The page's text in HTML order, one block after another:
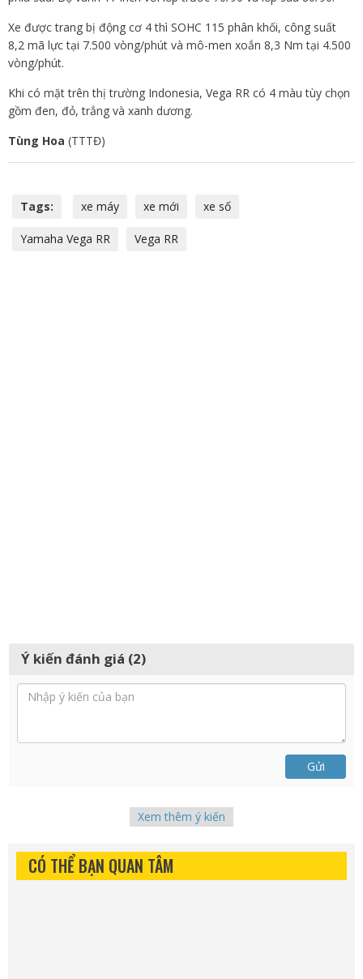
Xe được trang bị động cơ 4 thì SOHC 115 phân khối, công suất
8,2 mã lực tại 7.500 vòng/phút và mô-men xoắn 8,3 Nm tại 4.500
vòng/phút.
Khi có mặt trên thị trường Indonesia, Vega RR có 4 màu tùy chọn
gồm đen, đỏ, trắng và xanh dương.
Tùng Hoa (TTTĐ)
Tags: xe máy xe mới xe số
Yamaha Vega RR Vega RR
Ý kiến đánh giá (2)
Gửi
Xem thêm ý kiến
CÓ THỂ BẠN QUAN TÂM